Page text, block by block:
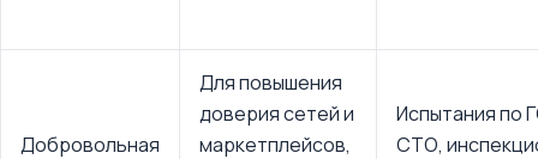
Добровольная
Для повышения
доверия сетей и
маркетплейсов,
Испытания по
СТО,